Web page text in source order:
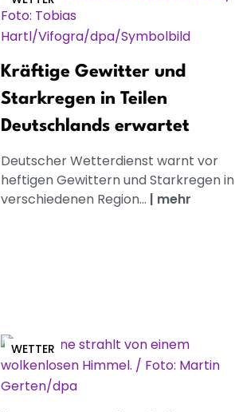
Kräftige Gewitter und
Starkregen in Teilen
Deutschlands erwartet
Deutscher Wetterdienst warnt vor
heftigen Gewittern und Starkregen in
verschiedenen Region... | mehr
WETTER